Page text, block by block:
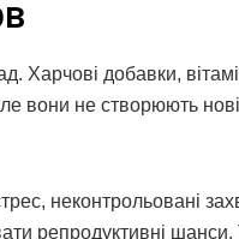
Харчові добавки,
вони не створюють
неконтрольовані
репродуктивні шанси.